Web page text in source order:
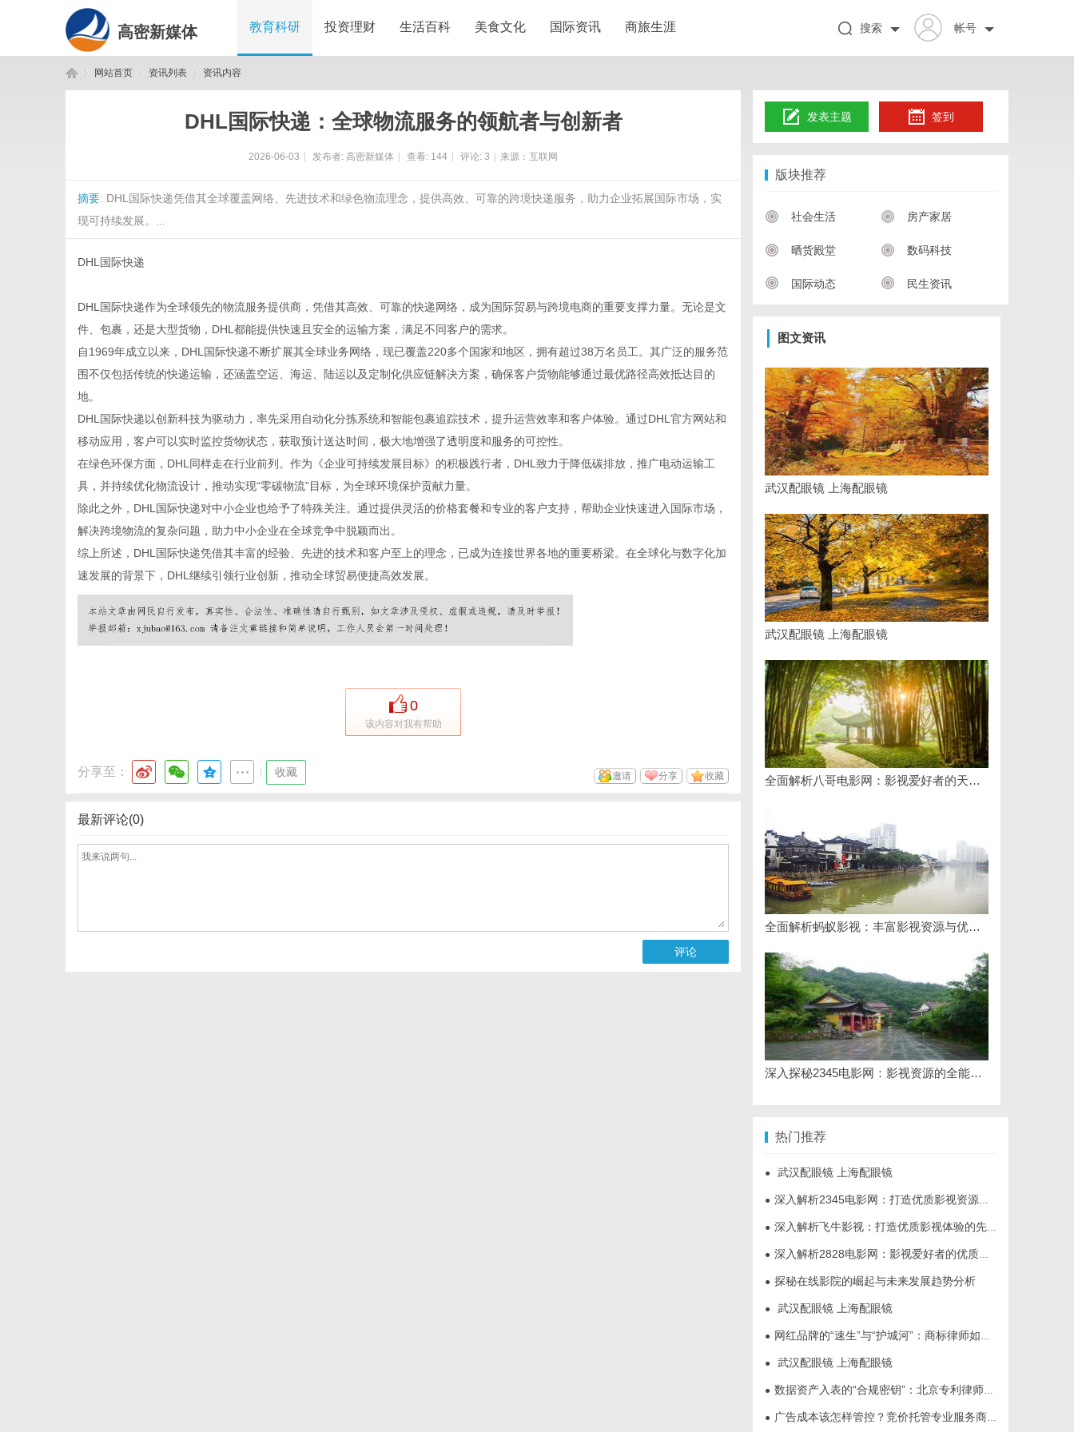
高密新媒体 教育科研 投资理财 生活百科 美食文化 国际资讯 商旅生涯 帐号
搜索
网站首页 资讯列表 资讯内容
DHL国际快递：全球物流服务的领航者与创新者
2026-06-03 发布者: 高密新媒体 查看: 144 评论: 3 来源：互联网
摘要: DHL国际快递凭借其全球覆盖网络、先进技术和绿色物流理念，提供高效、可靠的跨境快递服务，助力企业拓展国际市场，实
现可持续发展。...
DHL国际快递
DHL国际快递作为全球领先的物流服务提供商，凭借其高效、可靠的快递网络，成为国际贸易与跨境电商的重要支撑力量。无论是文
件、包裹，还是大型货物，DHL都能提供快速且安全的运输方案，满足不同客户的需求。
自1969年成立以来，DHL国际快递不断扩展其全球业务网络，现已覆盖220多个国家和地区，拥有超过38万名员工。其广泛的服务范
围不仅包括传统的快递运输，还涵盖空运、海运、陆运以及定制化供应链解决方案，确保客户货物能够通过最优路径高效抵达目的
地。
DHL国际快递以创新科技为驱动力，率先采用自动化分拣系统和智能包裹追踪技术，提升运营效率和客户体验。通过DHL官方网站和
移动应用，客户可以实时监控货物状态，获取预计送达时间，极大地增强了透明度和服务的可控性。
在绿色环保方面，DHL同样走在行业前列。作为《企业可持续发展目标》的积极践行者，DHL致力于降低碳排放，推广电动运输工
具，并持续优化物流设计，推动实现“零碳物流”目标，为全球环境保护贡献力量。
除此之外，DHL国际快递对中小企业也给予了特殊关注。通过提供灵活的价格套餐和专业的客户支持，帮助企业快速进入国际市场，
解决跨境物流的复杂问题，助力中小企业在全球竞争中脱颖而出。
综上所述，DHL国际快递凭借其丰富的经验、先进的技术和客户至上的理念，已成为连接世界各地的重要桥梁。在全球化与数字化加
速发展的背景下，DHL继续引领行业创新，推动全球贸易便捷高效发展。
0
该内容对我有帮助
分享至： 收藏 收藏
分享
邀请
最新评论(0)
评论
发表主题 签到
版块推荐
社会生活 房产家居
晒货殿堂 数码科技
国际动态 民生资讯
图文资讯
武汉配眼镜 上海配眼镜
武汉配眼镜 上海配眼镜
全面解析八哥电影网：影视爱好者的天堂与资源宝库
全面解析蚂蚁影视：丰富影视资源与优质观影体验的新时代平台
深入探秘2345电影网：影视资源的全能平台解析
热门推荐
● 武汉配眼镜 上海配眼镜
● 深入解析2345电影网：打造优质影视资源的平台优势与功能详解
● 深入解析飞牛影视：打造优质影视体验的先锋平台
● 深入解析2828电影网：影视爱好者的优质选择平台
● 探秘在线影院的崛起与未来发展趋势分析
● 武汉配眼镜 上海配眼镜
● 网红品牌的“速生”与“护城河”：商标律师如何破解流量变现的知产焦虑
● 武汉配眼镜 上海配眼镜
● 数据资产入表的“合规密钥”：北京专利律师如何为数据知识产权登记扫清障碍
● 广告成本该怎样管控？竞价托管专业服务商俐麸科技